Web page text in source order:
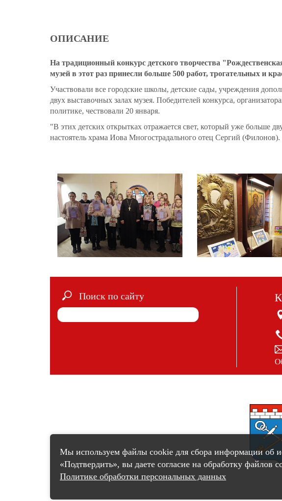
ОПИСАНИЕ
На традиционный конкурс детского творчества
музей в этот раз принесли больше 500 работ, трогательных и
Участвовали все городские школы, детские сады, учреждения
двух выставочных залах музея. Победителей конкурса,
политике, чествовали 20 января.
"В этих детских открытках отражается свет, который уже больше
настоятель храма Иова Многострадального отец Сергий
Поиск по сайту
счетчик pro.culture.ru
Мы используем файлы cookie для сбора информации об
«Подтвердить», вы даете согласие на обработку
Политике обработки персональных данных